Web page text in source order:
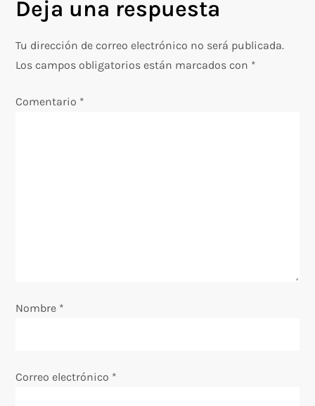
e
g
a
c
e
t
Deja una respuesta
Tu dirección de correo electrónico no será publicada.
Los campos obligatorios están marcados con *
Comentario *
Nombre *
Correo electrónico *